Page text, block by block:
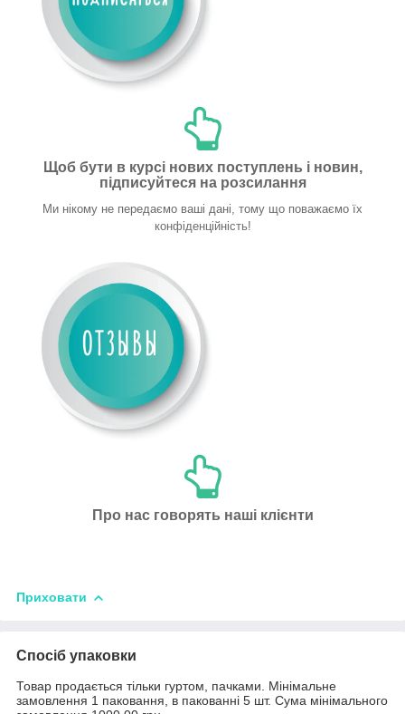
Щоб бути в курсі нових поступлень і новин,
підписуйтеся на розсилання
Ми нікому не передаємо ваші дані, тому що поважаємо їх
конфіденційність!
Про нас говорять наші клієнти
Приховати
Спосіб упаковки
Товар продається тільки гуртом, пачками. Мінімальне
замовлення 1 паковання, в пакованні 5 шт. Сума мінімального